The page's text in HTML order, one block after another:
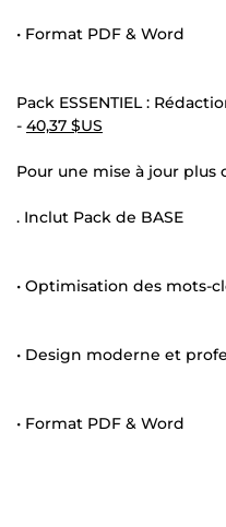
• Format PDF & Word
Pack ESSENTIEL :
- 40,37 $US
Pour une mise à jour
. Inclut Pack de BASE
• Optimisation des mots-
• Design moderne et
• Format PDF & Word